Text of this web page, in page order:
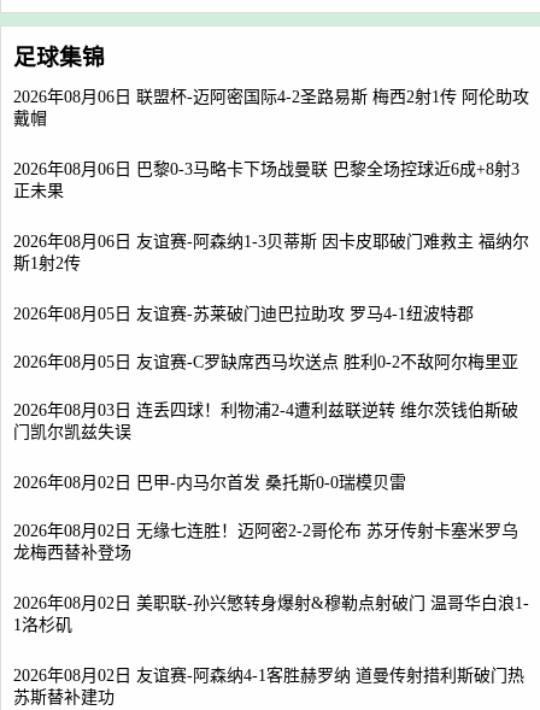
足球集锦
2026年08月06日 联盟杯-迈阿密国际4-2圣路易斯 梅西2射1传 阿伦助攻
戴帽
2026年08月06日 巴黎0-3马略卡下场战曼联 巴黎全场控球近6成+8射3
正未果
2026年08月06日 友谊赛-阿森纳1-3贝蒂斯 因卡皮耶破门难救主 福纳尔
斯1射2传
2026年08月05日 友谊赛-苏莱破门迪巴拉助攻 罗马4-1纽波特郡
2026年08月05日 友谊赛-C罗缺席西马坎送点 胜利0-2不敌阿尔梅里亚
2026年08月03日 连丢四球！利物浦2-4遭利兹联逆转 维尔茨钱伯斯破
门凯尔凯兹失误
2026年08月02日 巴甲-内马尔首发 桑托斯0-0瑞模贝雷
2026年08月02日 无缘七连胜！迈阿密2-2哥伦布 苏牙传射卡塞米罗乌
龙梅西替补登场
2026年08月02日 美职联-孙兴慜转身爆射&穆勒点射破门 温哥华白浪1-
1洛杉矶
2026年08月02日 友谊赛-阿森纳4-1客胜赫罗纳 道曼传射措利斯破门热
苏斯替补建功